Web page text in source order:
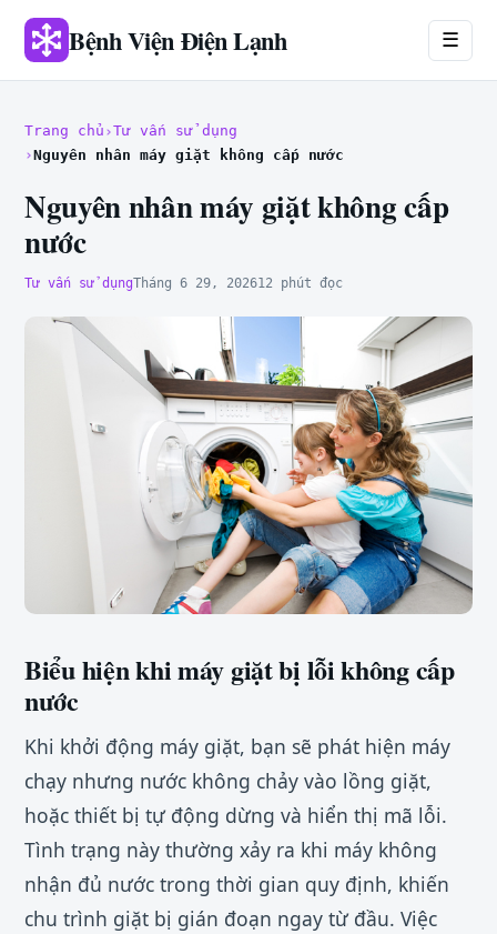
Bệnh Viện Điện Lạnh ☰
Trang chủ Tư vấn sử dụng
Nguyên nhân máy giặt không cấp nước
Nguyên nhân máy giặt không cấp
nước
Tư vấn sử dụngTháng 6 29, 202612 phút đọc
Biểu hiện khi máy giặt bị lỗi không cấp
nước
Khi khởi động máy giặt, bạn sẽ phát hiện máy
chạy nhưng nước không chảy vào lồng giặt,
hoặc thiết bị tự động dừng và hiển thị mã lỗi.
Tình trạng này thường xảy ra khi máy không
nhận đủ nước trong thời gian quy định, khiến
chu trình giặt bị gián đoạn ngay từ đầu. Việc